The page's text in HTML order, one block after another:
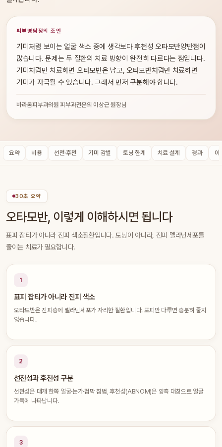
피부명탐정의 조언
기미처럼 보이는 얼굴 색소 중에 생각보다 후천성 오타모반양반점이
많습니다. 문제는 두 질환의 치료 방향이 완전히 다르다는 점입니다.
기미처럼만 치료하면 오타모반은 남고, 오타모반처럼만 치료하면
기미가 자극될 수 있습니다. 그래서 먼저 구분해야 합니다.
바라봄피부과의원 피부과전문의 이상근 원장님
요약 비용 선천·후천 기미 감별 토닝 한계 치료 설계 경과 아
30초 요약
오타모반, 이렇게 이해하시면 됩니다
표피 잡티가 아니라 진피 색소질환입니다. 토닝이 아니라, 진피 멜라닌세포를
줄이는 치료가 필요합니다.
1
표피 잡티가 아니라 진피 색소
오타모반은 진피층에 멜라닌세포가 자리한 질환입니다. 표피만 다루면 충분히 줄지
않습니다.
2
선천성과 후천성 구분
선천성은 대개 한쪽 얼굴·눈가·점막 침범, 후천성(ABNOM)은 양측 대칭으로 얼굴
가쪽에 나타납니다.
3